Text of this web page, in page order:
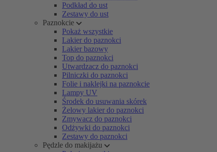
Podkład do ust
Zestawy do ust
Paznokcie
Pokaż wszystkie
Lakier do paznokci
Lakier bazowy
Top do paznokci
Utwardzacz do paznokci
Pilniczki do paznokci
Folie i naklejki na paznokcie
Lampy UV
Środek do usuwania skórek
Żelowy lakier do paznokci
Zmywacz do paznokci
Odżywki do paznokci
Zestawy do paznokci
Pędzle do makijażu